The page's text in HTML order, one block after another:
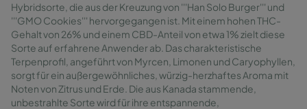
Hybridsorte, die aus der Kreuzung von '''Han Solo Burger''' und
'''GMO Cookies''' hervorgegangen ist. Mit einem hohen THC-
Gehalt von 26% und einem CBD-Anteil von etwa 1% zielt diese
Sorte auf erfahrene Anwender ab. Das charakteristische
Terpenprofil, angeführt von Myrcen, Limonen und Caryophyllen,
sorgt für ein außergewöhnliches, würzig-herzhaftes Aroma mit
Noten von Zitrus und Erde. Die aus Kanada stammende,
unbestrahlte Sorte wird für ihre entspannende,